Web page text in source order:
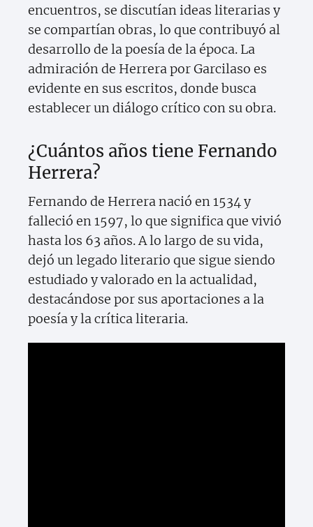
encuentros, se discutían ideas literarias y
se compartían obras, lo que contribuyó al
desarrollo de la poesía de la época. La
admiración de Herrera por Garcilaso es
evidente en sus escritos, donde busca
establecer un diálogo crítico con su obra.
¿Cuántos años tiene Fernando
Herrera?
Fernando de Herrera nació en 1534 y
falleció en 1597, lo que significa que vivió
hasta los 63 años. A lo largo de su vida,
dejó un legado literario que sigue siendo
estudiado y valorado en la actualidad,
destacándose por sus aportaciones a la
poesía y la crítica literaria.